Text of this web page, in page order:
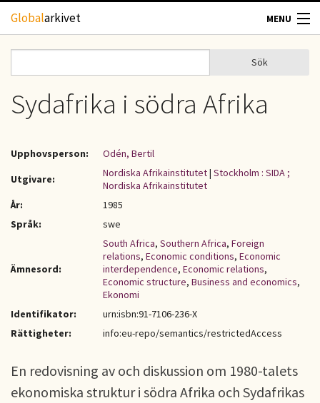
Hoppa till huvudinnehåll
Globalarkivet MENU
TIDSKRIFTER
GEOGRAFI
OM OSS
Sökformulär
Sök
Sydafrika i södra Afrika
Upphovsperson:
Odén, Bertil
Utgivare:
Nordiska Afrikainstitutet| Stockholm : SIDA ;
Nordiska Afrikainstitutet
År:
1985
Språk:
swe
Ämnesord:
South Africa, Southern Africa, Foreign
relations, Economic conditions, Economic
interdependence, Economic relations,
Economic structure, Business and economics,
Ekonomi
Identifikator:
urn:isbn:91-7106-236-X
Rättigheter:
info:eu-repo/semantics/restrictedAccess
En redovisning av och diskussion om 1980-talets
ekonomiska struktur i södra Afrika och Sydafrikas